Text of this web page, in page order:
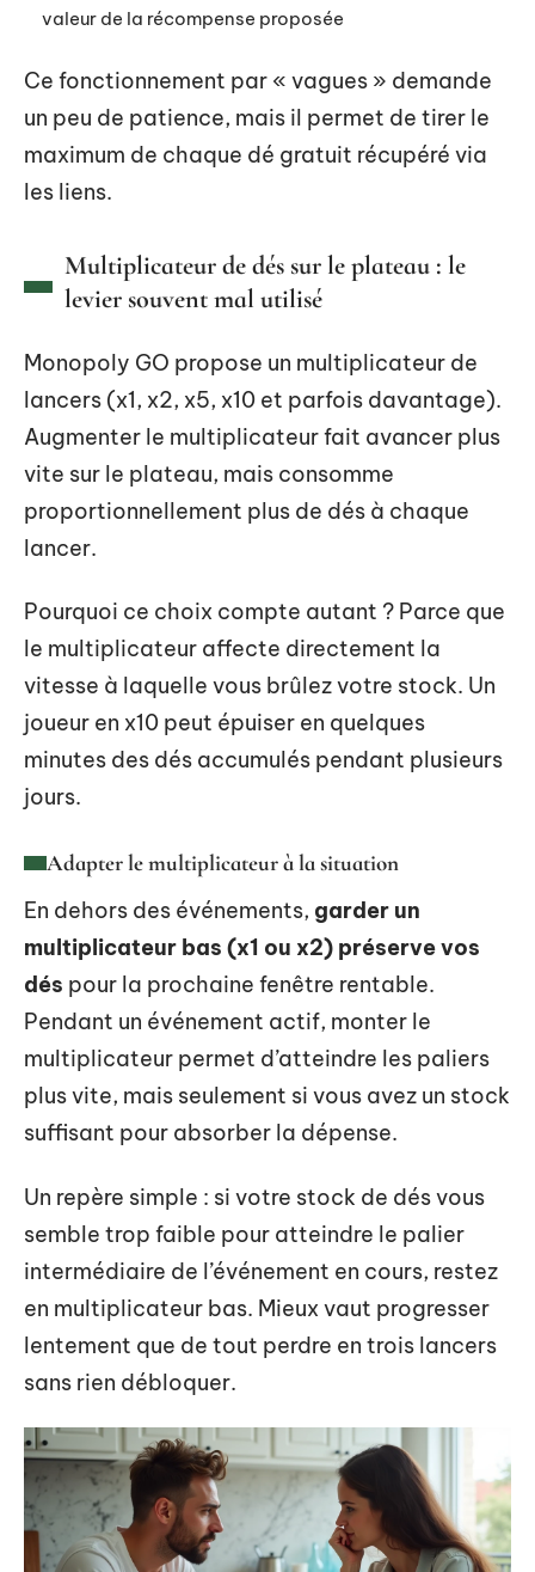
valeur de la récompense proposée
Ce fonctionnement par « vagues » demande
un peu de patience, mais il permet de tirer le
maximum de chaque dé gratuit récupéré via
les liens.
Multiplicateur de dés sur le plateau : le
levier souvent mal utilisé
Monopoly GO propose un multiplicateur de
lancers (x1, x2, x5, x10 et parfois davantage).
Augmenter le multiplicateur fait avancer plus
vite sur le plateau, mais consomme
proportionnellement plus de dés à chaque
lancer.
Pourquoi ce choix compte autant ? Parce que
le multiplicateur affecte directement la
vitesse à laquelle vous brûlez votre stock. Un
joueur en x10 peut épuiser en quelques
minutes des dés accumulés pendant plusieurs
jours.
Adapter le multiplicateur à la situation
En dehors des événements, garder un
multiplicateur bas (x1 ou x2) préserve vos
dés pour la prochaine fenêtre rentable.
Pendant un événement actif, monter le
multiplicateur permet d’atteindre les paliers
plus vite, mais seulement si vous avez un stock
suffisant pour absorber la dépense.
Un repère simple : si votre stock de dés vous
semble trop faible pour atteindre le palier
intermédiaire de l’événement en cours, restez
en multiplicateur bas. Mieux vaut progresser
lentement que de tout perdre en trois lancers
sans rien débloquer.